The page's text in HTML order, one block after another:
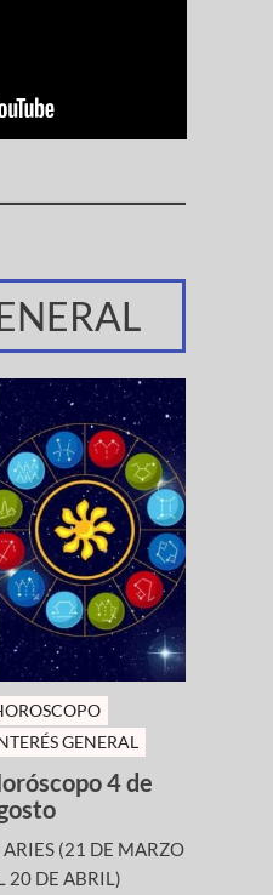
GENERAL
4 de
ARIES (21 DE MARZO
20 DE ABRIL)